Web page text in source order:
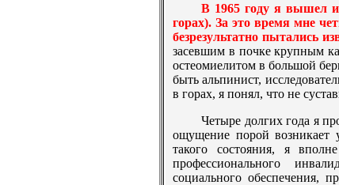
В 1965 году я вышел
горах). За это время мне
безрезультатно пытались
засевшим в почке крупным
остеомиелитом в большой
быть альпинист,
в горах, я понял, что не
Четыре долгих года я
ощущение порой возникает
такого состояния, я
профессионального
социального обеспечения,